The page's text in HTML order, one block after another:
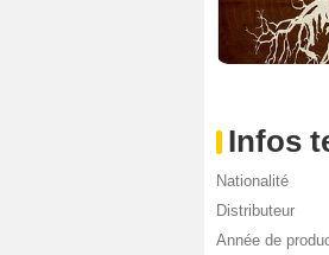
Infos
Nationalité
Distributeur
Année de